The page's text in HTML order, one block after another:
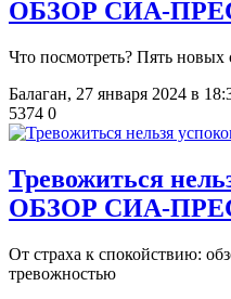
ОБЗОР СИА-
Что посмотреть? Пять новых
Балаган, 27 января 2024 в
5374 0
Тревожиться
ОБЗОР СИА-
От страха к спокойствию:
тревожностью